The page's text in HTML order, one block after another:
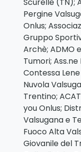
Pergine
Onlus;
Gruppo
Archè; ADMO
Tumori; Ass.ne
Contessa
Nuvola
Trentino;
you Onlus;
Valsugana e
Fuoco Alta
Giovanile del